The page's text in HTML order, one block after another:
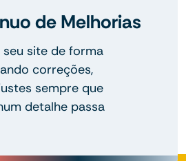
de Melhorias
site de forma
correções,
sempre que
detalhe passa